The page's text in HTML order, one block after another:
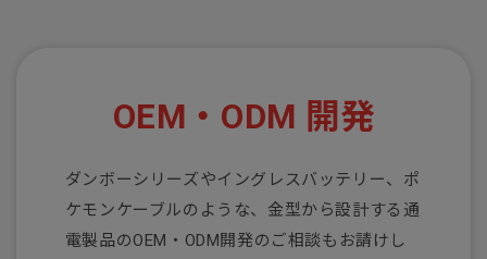
OEM・ODM 開発
ダンボーシリーズやイングレスバッテリー、ポ
ケモンケーブルのような、金型から設計する通
電製品のOEM・ODM開発のご相談もお請けし